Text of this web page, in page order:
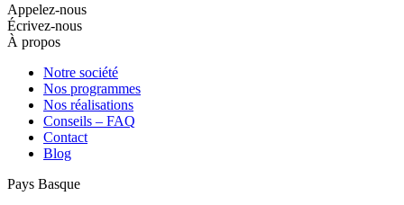
Appelez-nous
Écrivez-nous
À propos
Notre société
Nos programmes
Nos réalisations
Conseils – FAQ
Contact
Blog
Pays Basque